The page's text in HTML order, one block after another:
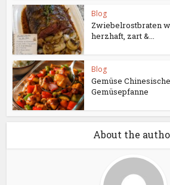
Blog
Zwiebelrostbraten
herzhaft, zart &...
Blog
Gemüse
Gemüsepfanne
About the